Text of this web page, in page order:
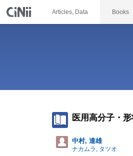
Articles, Data Books
医用高分子・
中村, 達雄
ナカムラ, タツオ